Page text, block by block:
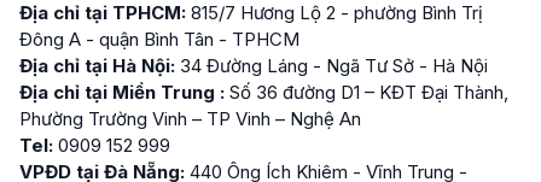
Địa chỉ tại TPHCM: 815/7 Hương Lộ 2 - phường Bình Trị
Đông A - quận Bình Tân - TPHCM
Địa chỉ tại Hà Nội: 34 Đường Láng - Ngã Tư Sở - Hà Nội
Địa chỉ tại Miền Trung : Số 36 đường D1 – KĐT Đại Thành,
Phường Trường Vinh – TP Vinh – Nghệ An
Tel: 0909 152 999
VPĐD tại Đà Nẵng: 440 Ông Ích Khiêm - Vĩnh Trung -